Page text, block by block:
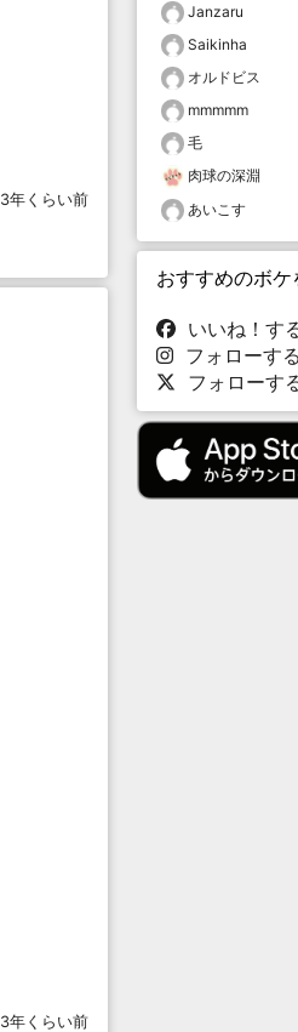
3年くらい前
3年くらい前
Janzaru
Saikinha
オルドビス
mmmmm
毛
肉球の深淵
あいこす
おすすめのボ
いいね！す
フォローする
フォローす